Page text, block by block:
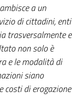
ambisce a un
di cittadini, enti
trasversalmente e
non solo è
e le modalità di
siano
costi di erogazione